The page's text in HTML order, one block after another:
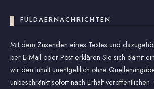
FULDAERNACHRICHTEN
Mit dem Zusenden eines Textes und
per E-Mail oder Post erklären Sie sich damit
wir den Inhalt unentgeltlich ohne
unbeschränkt sofort nach Erhalt